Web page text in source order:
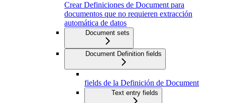
Crear Definiciones de Document para
documentos que no requieren extracción
automática de datos
Document sets
Document Definition fields
fields de la Definición de Document
Text entry fields